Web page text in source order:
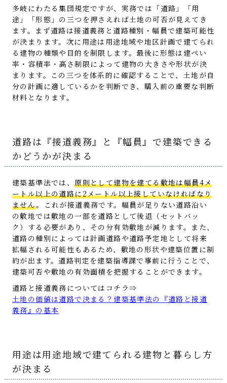
多岐にわたる集団規定ですが、実務では「道路」「用
途」「形態」の三つを押さえれば土地の可否が見えてき
ます。まず道路は接道義務と道路種別・幅員で建築可能性
が決まります。次に用途は用途地域や地区計画で建てられ
る建物の種類や目的を制限します。最後に形態は建ぺい
率・容積率・高さ制限によって建物の大きさや形状が決
まります。この三つを体系的に確認することで、土地が自
分の計画に適しているかを判断でき、購入前の重要な判断
材料となります。
道路は『接道義務』と『幅員』で建築できる
かどうかが決まる
建築基準法では、原則として建物を建てる敷地は幅員4メ
ートル以上の道路に2メートル以上接していなければなり
ません。これが接道義務です。幅員が足りない道路沿い
の敷地では敷地の一部を道路として後退（セットバッ
ク）する必要があり、その分有効敷地が減ります。また、
道路の種別によっては計画道路や道路予定地として将来
拡幅される可能性もあるため、敷地の形状や建築位置に制
約が出ます。道路判定を建築指導課で事前に行うことで、
建築可否や敷地の有効面積を把握することができます。
道路と接道義務についてはコチラ⇒
土地の価値は道路で決まる？建築基準法の『道路と接道
義務』の基本
用途は用途地域で建てられる建物と暮らし方
が決まる